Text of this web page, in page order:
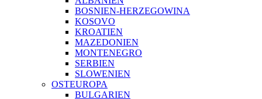
BOSNIEN-HERZEGOWINA
KOSOVO
KROATIEN
MAZEDONIEN
MONTENEGRO
SERBIEN
SLOWENIEN
OSTEUROPA
BULGARIEN